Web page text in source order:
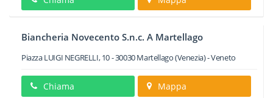
Biancheria Novecento S.n.c. A Martellago
Piazza LUIGI NEGRELLI, 10-30030Martellago(Venezia) -Veneto
Chiama Mappa